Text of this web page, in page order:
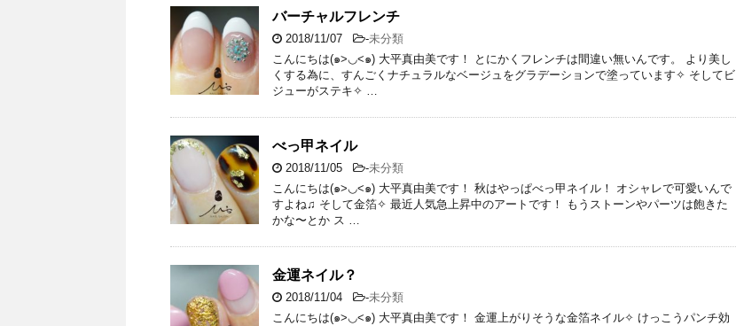
バーチャルフレンチ
2018/11/07 -未分類
こんにちは(๑>◡<๑) 大平真由美です！ とにかくフレンチは間違い無いんです。 より美し
くする為に、すんごくナチュラルなベージュをグラデーションで塗っています✧ そしてビ
ジューがステキ✧ …
べっ甲ネイル
2018/11/05 -未分類
こんにちは(๑>◡<๑) 大平真由美です！ 秋はやっぱべっ甲ネイル！ オシャレで可愛いんで
すよね♫ そして金箔✧ 最近人気急上昇中のアートです！ もうストーンやパーツは飽きた
かな〜とか ス …
金運ネイル？
2018/11/04 -未分類
こんにちは(๑>◡<๑) 大平真由美です！ 金運上がりそうな金箔ネイル✧ けっこうパンチ効